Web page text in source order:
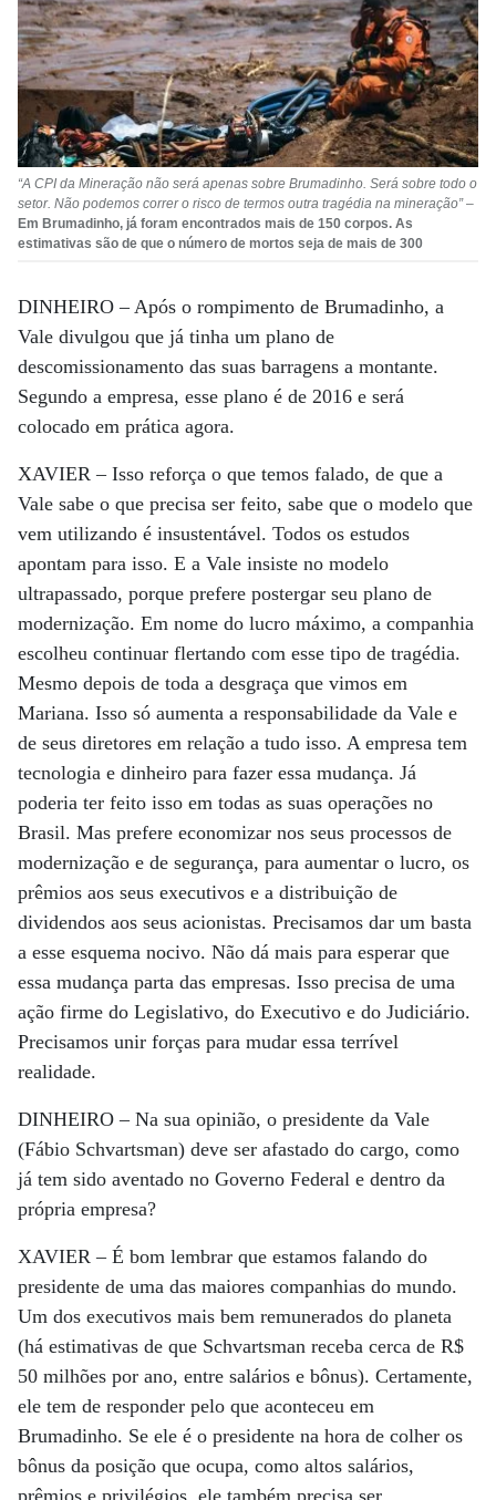
“A CPI da Mineração não será apenas sobre Brumadinho. Será sobre todo o
setor. Não podemos correr o risco de termos outra tragédia na mineração”–
Em Brumadinho, já foram encontrados mais de 150 corpos. As
estimativas são de que o número de mortos seja de mais de 300
DINHEIRO –Após o rompimento de Brumadinho, a
Vale divulgou que já tinha um plano de
descomissionamento das suas barragens a montante.
Segundo a empresa, esse plano é de 2016 e será
colocado em prática agora.
XAVIER –Isso reforça o que temos falado, de que a
Vale sabe o que precisa ser feito, sabe que o modelo que
vem utilizando é insustentável. Todos os estudos
apontam para isso. E a Vale insiste no modelo
ultrapassado, porque prefere postergar seu plano de
modernização. Em nome do lucro máximo, a companhia
escolheu continuar flertando com esse tipo de tragédia.
Mesmo depois de toda a desgraça que vimos em
Mariana. Isso só aumenta a responsabilidade da Vale e
de seus diretores em relação a tudo isso. A empresa tem
tecnologia e dinheiro para fazer essa mudança. Já
poderia ter feito isso em todas as suas operações no
Brasil. Mas prefere economizar nos seus processos de
modernização e de segurança, para aumentar o lucro, os
prêmios aos seus executivos e a distribuição de
dividendos aos seus acionistas. Precisamos dar um basta
a esse esquema nocivo. Não dá mais para esperar que
essa mudança parta das empresas. Isso precisa de uma
ação firme do Legislativo, do Executivo e do Judiciário.
Precisamos unir forças para mudar essa terrível
realidade.
DINHEIRO –Na sua opinião, o presidente da Vale
(Fábio Schvartsman) deve ser afastado do cargo, como
já tem sido aventado no Governo Federal e dentro da
própria empresa?
XAVIER –É bom lembrar que estamos falando do
presidente de uma das maiores companhias do mundo.
Um dos executivos mais bem remunerados do planeta
(há estimativas de que Schvartsman receba cerca de R$
50 milhões por ano, entre salários e bônus). Certamente,
ele tem de responder pelo que aconteceu em
Brumadinho. Se ele é o presidente na hora de colher os
bônus da posição que ocupa, como altos salários,
prêmios e privilégios, ele também precisa ser